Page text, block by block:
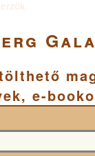
e-